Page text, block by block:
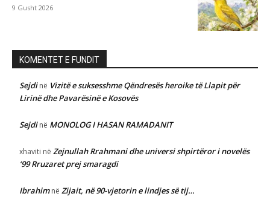
9 Gusht 2026
KOMENTET E FUNDIT
Sejdinë Vizitë e suksesshme Qëndresës heroike të Llapit për
Lirinë dhe Pavarësinë e Kosovës
Sejdinë MONOLOG I HASAN RAMADANIT
xhaviti në Zejnullah Rrahmani dhe universi shpirtëror i novelës
‘99 Rruzaret prej smaragdi
Ibrahimnë Zijait, në 90-vjetorin e lindjes së tij…